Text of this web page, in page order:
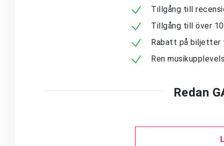
Tillgång till
Tillgång till över
Rabatt på
Ren
Redan